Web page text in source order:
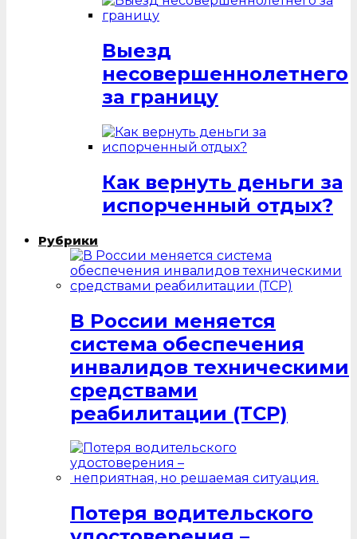
Выезд
несовершеннолетнего
за границу
Как вернуть деньги за
испорченный отдых?
Рубрики
В России меняется
система обеспечения
инвалидов техническими
средствами
реабилитации (ТСР)
Потеря водительского